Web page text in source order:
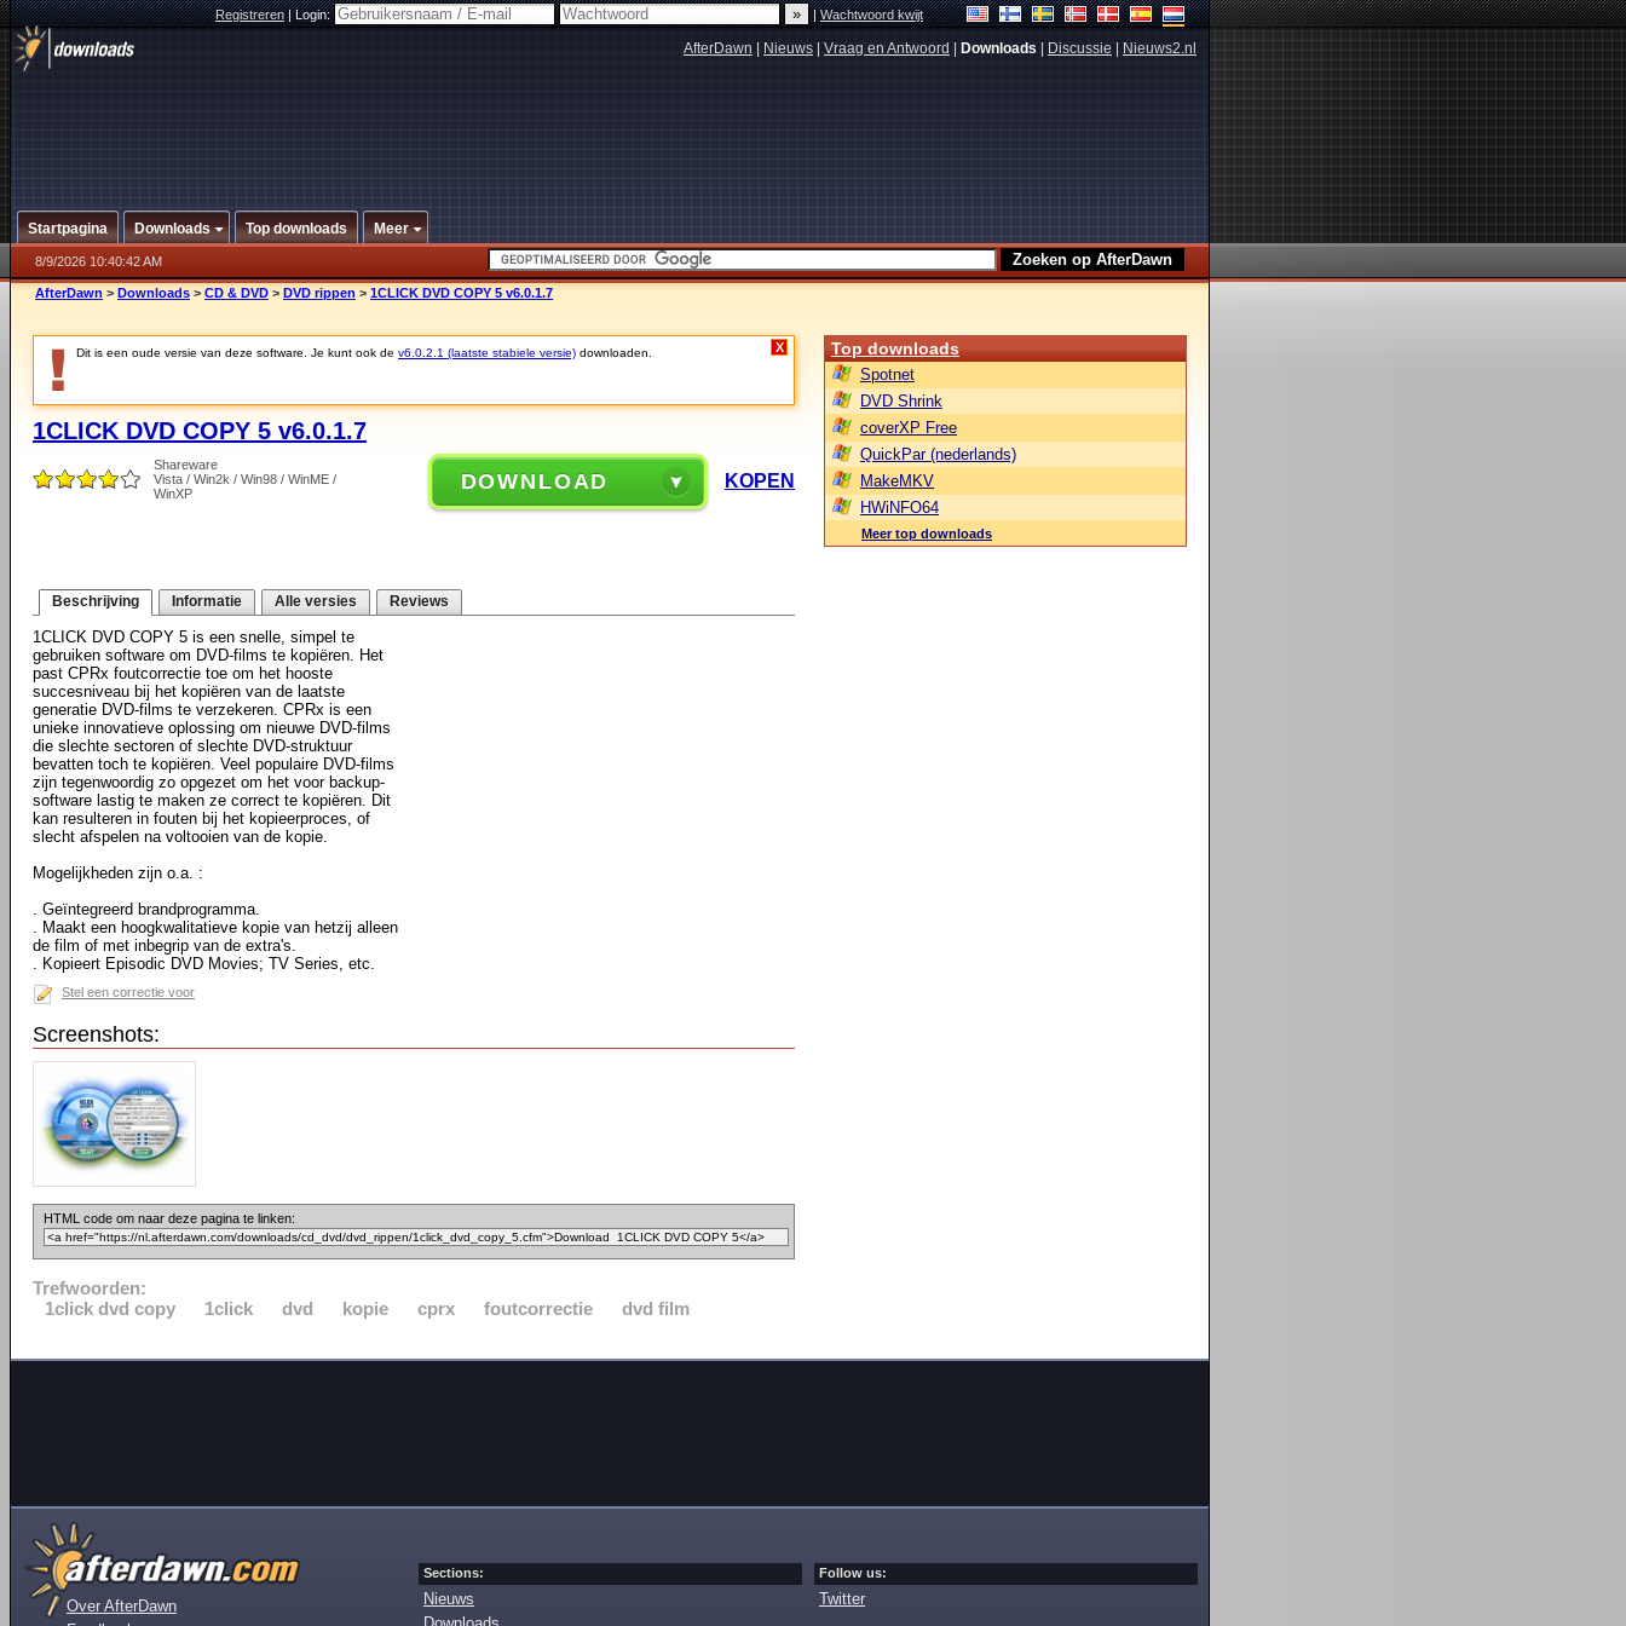
Registreren|Login: |Wachtwoord kwijt
AfterDawn Nieuws Vraag en Antwoord Downloads Discussie Nieuws2.nl
Startpagina Downloads Top downloads Meer
8/9/2026 10:40:42 AM
AfterDawn > Downloads > CD & DVD > DVD rippen > 1CLICK DVD COPY 5 v6.0.1.7
Dit is een oude versie van deze software. Je kunt ook de v6.0.2.1 (laatste stabiele versie) downloaden. X
1CLICK DVD COPY 5 v6.0.1.7
Shareware
Vista / Win2k / Win98 / WinME /
WinXP
DOWNLOAD KOPEN
Beschrijving Informatie Alle versies Reviews
1CLICK DVD COPY 5 is een snelle, simpel te
gebruiken software om DVD-films te kopiëren. Het
past CPRx foutcorrectie toe om het hooste
succesniveau bij het kopiëren van de laatste
generatie DVD-films te verzekeren. CPRx is een
unieke innovatieve oplossing om nieuwe DVD-films
die slechte sectoren of slechte DVD-struktuur
bevatten toch te kopiëren. Veel populaire DVD-films
zijn tegenwoordig zo opgezet om het voor backup-
software lastig te maken ze correct te kopiëren. Dit
kan resulteren in fouten bij het kopieerproces, of
slecht afspelen na voltooien van de kopie.
Mogelijkheden zijn o.a. :
. Geïntegreerd brandprogramma.
. Maakt een hoogkwalitatieve kopie van hetzij alleen
de film of met inbegrip van de extra's.
. Kopieert Episodic DVD Movies; TV Series, etc.
Stel een correctie voor
Screenshots:
HTML code om naar deze pagina te linken:
Trefwoorden:
1click dvd copy
1click dvd kopie cprx foutcorrectie dvd film
Top downloads
Spotnet
DVD Shrink
coverXP Free
QuickPar (nederlands)
MakeMKV
HWiNFO64
Meer top downloads
Over AfterDawn
Sections:
Nieuws
Follow us:
Twitter